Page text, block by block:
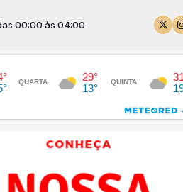
às 04:00